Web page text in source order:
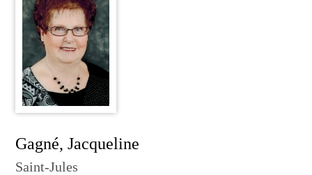
Gagné, Jacqueline
Saint-Jules